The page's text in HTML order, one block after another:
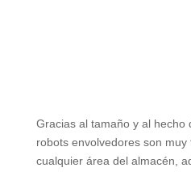
Gracias al tamaño y al hecho
robots envolvedores son
cualquier área del almacén,